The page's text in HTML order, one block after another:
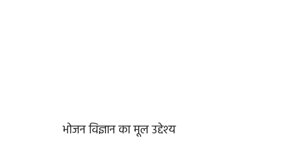
भोजन विज्ञान का मूल उद्देश्य